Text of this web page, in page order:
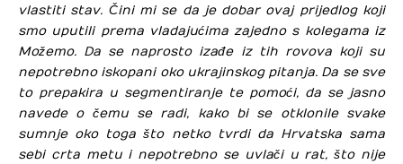
vlastiti stav. Čini mi se da je dobar ovaj prijedlog koji
smo uputili prema vladajućima zajedno s kolegama iz
Možemo. Da se naprosto izađe iz tih rovova koji su
nepotrebno iskopani oko ukrajinskog pitanja. Da se sve
to prepakira u segmentiranje te pomoći, da se jasno
navede o čemu se radi, kako bi se otklonile svake
sumnje oko toga što netko tvrdi da Hrvatska sama
sebi crta metu i nepotrebno se uvlači u rat, što nije